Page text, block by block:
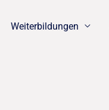
Weiterbildungen